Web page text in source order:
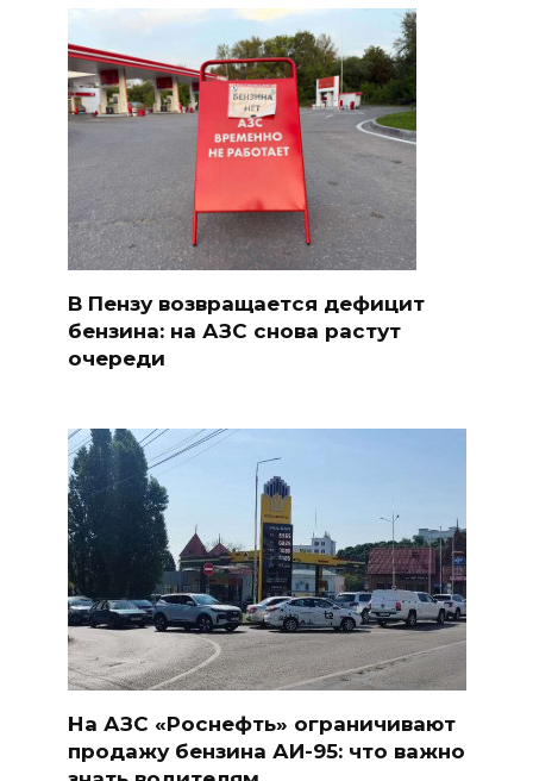
В Пензу возвращается дефицит
бензина: на АЗС снова растут
очереди
На АЗС «Роснефть» ограничивают
продажу бензина АИ-95: что важно